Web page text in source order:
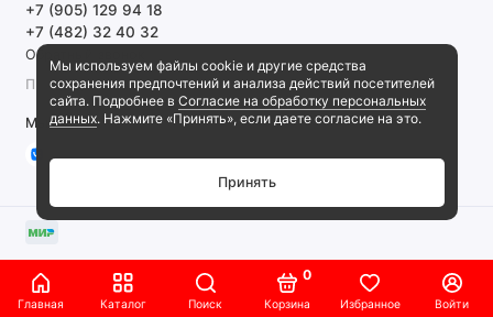
Главная Каталог Поиск Корзина
0
Избранное Войти
Мы используем файлы cookie и другие средства
сохранения предпочтений и анализа действий посетителей
сайта. Подробнее в Согласие на обработку персональных
данных. Нажмите «Принять», если даете согласие на это.
Принять
+7 (905) 129 94 18
+7 (482) 32 40 32
Обратный звонок
ПН-ПТ 9:00-18:00 СБ, ВС выходной
Мы в сети